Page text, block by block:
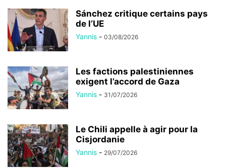
Sánchez critique certains pays
de l’UE
Yannis - 03/08/2026
Les factions palestiniennes
exigent l’accord de Gaza
Yannis - 31/07/2026
Le Chili appelle à agir pour la
Cisjordanie
Yannis - 29/07/2026